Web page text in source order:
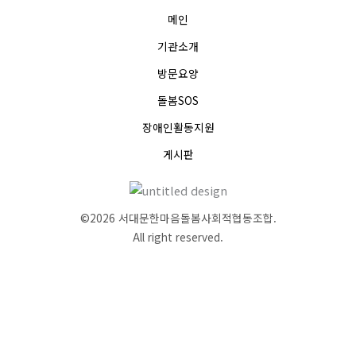
메인
기관소개
방문요양
돌봄SOS
장애인활동지원
게시판
©2026 서대문한마음돌봄사회적협동조합.
All right reserved.